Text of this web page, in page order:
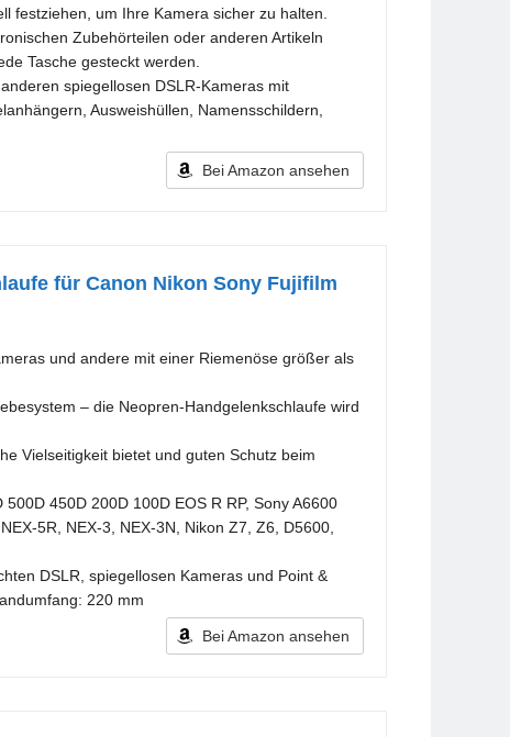
festziehen, um Ihre Kamera sicher zu halten.
Zubehörteilen oder anderen Artikeln
Tasche gesteckt werden.
spiegellosen DSLR-Kameras mit
Ausweishüllen, Namensschildern,
Bei Amazon ansehen
für Canon Nikon Sony Fujifilm
und andere mit einer Riemenöse größer als
– die Neopren-Handgelenkschlaufe wird
Vielseitigkeit bietet und guten Schutz beim
450D 200D 100D EOS R RP, Sony A6600
5R, NEX-3, NEX-3N, Nikon Z7, Z6, D5600,
DSLR, spiegellosen Kameras und Point &
220 mm
Bei Amazon ansehen